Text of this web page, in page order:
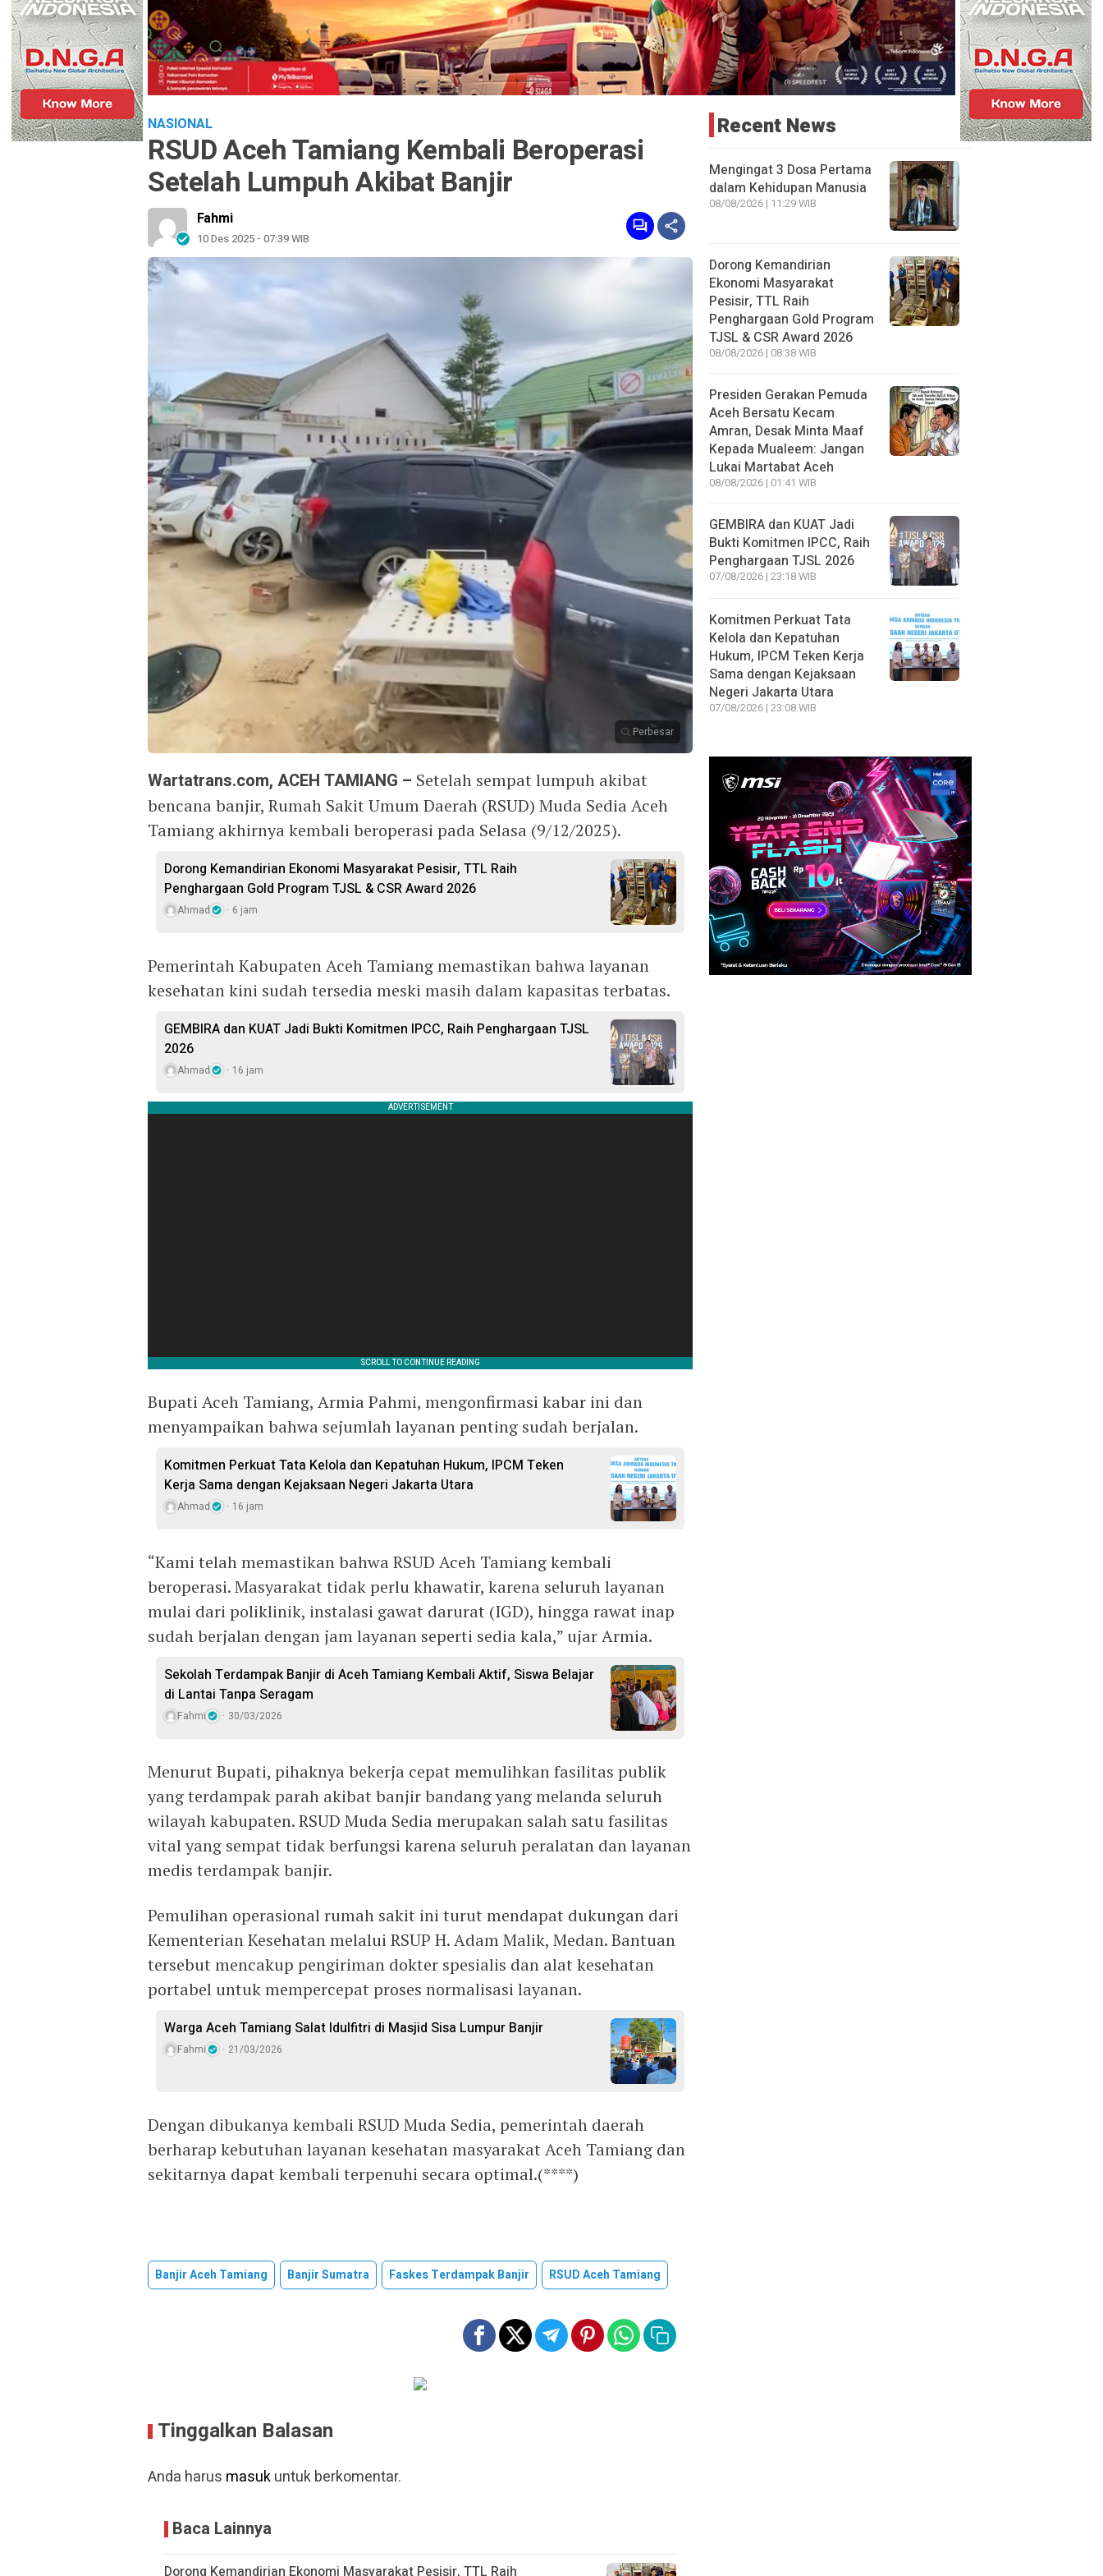
NASIONAL
RSUD Aceh Tamiang Kembali Beroperasi
Setelah Lumpuh Akibat Banjir
Fahmi
10 Des 2025 - 07:39 WIB
Perbesar
Wartatrans.com, ACEH TAMIANG – Setelah sempat lumpuh akibat
bencana banjir, Rumah Sakit Umum Daerah (RSUD) Muda Sedia Aceh
Tamiang akhirnya kembali beroperasi pada Selasa (9/12/2025).
Dorong Kemandirian Ekonomi Masyarakat Pesisir, TTL Raih
Penghargaan Gold Program TJSL & CSR Award 2026
Ahmad 6 jam
Pemerintah Kabupaten Aceh Tamiang memastikan bahwa layanan
kesehatan kini sudah tersedia meski masih dalam kapasitas terbatas.
GEMBIRA dan KUAT Jadi Bukti Komitmen IPCC, Raih Penghargaan TJSL
2026
Ahmad 16 jam
Bupati Aceh Tamiang, Armia Pahmi, mengonfirmasi kabar ini dan
menyampaikan bahwa sejumlah layanan penting sudah berjalan.
Komitmen Perkuat Tata Kelola dan Kepatuhan Hukum, IPCM Teken
Kerja Sama dengan Kejaksaan Negeri Jakarta Utara
Ahmad 16 jam
“Kami telah memastikan bahwa RSUD Aceh Tamiang kembali
beroperasi. Masyarakat tidak perlu khawatir, karena seluruh layanan
mulai dari poliklinik, instalasi gawat darurat (IGD), hingga rawat inap
sudah berjalan dengan jam layanan seperti sedia kala,” ujar Armia.
Sekolah Terdampak Banjir di Aceh Tamiang Kembali Aktif, Siswa Belajar
di Lantai Tanpa Seragam
Fahmi 30/03/2026
Menurut Bupati, pihaknya bekerja cepat memulihkan fasilitas publik
yang terdampak parah akibat banjir bandang yang melanda seluruh
wilayah kabupaten. RSUD Muda Sedia merupakan salah satu fasilitas
vital yang sempat tidak berfungsi karena seluruh peralatan dan layanan
medis terdampak banjir.
Pemulihan operasional rumah sakit ini turut mendapat dukungan dari
Kementerian Kesehatan melalui RSUP H. Adam Malik, Medan. Bantuan
tersebut mencakup pengiriman dokter spesialis dan alat kesehatan
portabel untuk mempercepat proses normalisasi layanan.
Warga Aceh Tamiang Salat Idulfitri di Masjid Sisa Lumpur Banjir
Fahmi 21/03/2026
Dengan dibukanya kembali RSUD Muda Sedia, pemerintah daerah
berharap kebutuhan layanan kesehatan masyarakat Aceh Tamiang dan
sekitarnya dapat kembali terpenuhi secara optimal.(****)
Banjir Aceh Tamiang Banjir Sumatra Faskes Terdampak Banjir RSUD Aceh Tamiang
Tinggalkan Balasan
Anda harus masukuntuk berkomentar.
Baca Lainnya
Dorong Kemandirian Ekonomi Masyarakat Pesisir, TTL Raih
Recent News
Mengingat 3 Dosa Pertama
dalam Kehidupan Manusia
08/08/2026 | 11:29 WIB
Dorong Kemandirian
Ekonomi Masyarakat
Pesisir, TTL Raih
Penghargaan Gold Program
TJSL & CSR Award 2026
08/08/2026 | 08:38 WIB
Presiden Gerakan Pemuda
Aceh Bersatu Kecam
Amran, Desak Minta Maaf
Kepada Mualeem: Jangan
Lukai Martabat Aceh
08/08/2026 | 01:41 WIB
GEMBIRA dan KUAT Jadi
Bukti Komitmen IPCC, Raih
Penghargaan TJSL 2026
07/08/2026 | 23:18 WIB
Komitmen Perkuat Tata
Kelola dan Kepatuhan
Hukum, IPCM Teken Kerja
Sama dengan Kejaksaan
Negeri Jakarta Utara
07/08/2026 | 23:08 WIB